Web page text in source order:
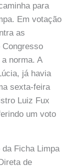
para
Em votação
as
Congresso
norma. A
já havia
sexta-feira
Luiz Fux
um voto
Ficha Limpa
de